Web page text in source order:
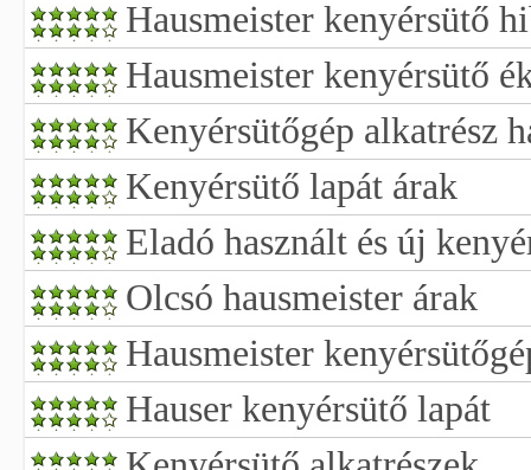
Hausmeister kenyérsütő
Hausmeister kenyérsütő
Kenyérsütőgép alkatrész
Kenyérsütő lapát árak
Eladó használt és új
Olcsó hausmeister árak
Hausmeister
Hauser kenyérsütő lapát